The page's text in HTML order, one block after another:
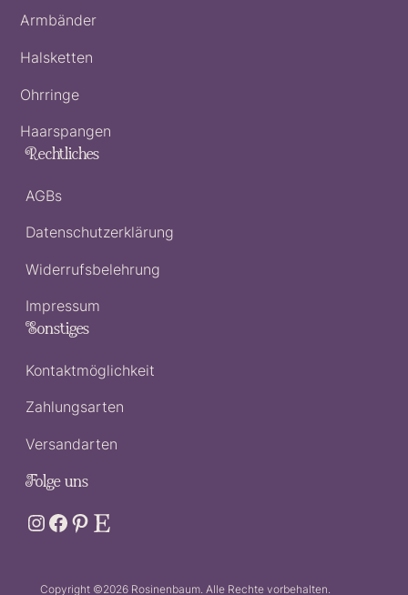
Armbänder
Halsketten
Ohrringe
Haarspangen
Rechtliches
AGBs
Datenschutzerklärung
Widerrufsbelehrung
Impressum
Sonstiges
Kontaktmöglichkeit
Zahlungsarten
Versandarten
Folge uns
Instagram-Link Facebook Pinterest Etsy
Copyright ©2026 Rosinenbaum. Alle Rechte vorbehalten.